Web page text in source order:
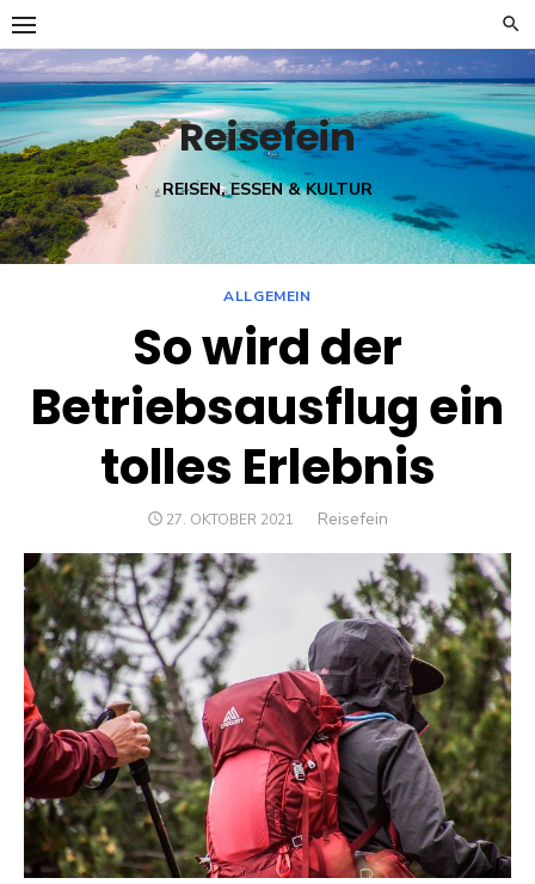
Skip
to
content
Reisefein
REISEN, ESSEN & KULTUR
ALLGEMEIN
So wird der
Betriebsausflug ein
tolles Erlebnis
POSTED
27. OKTOBER 2021 Author
Reisefein